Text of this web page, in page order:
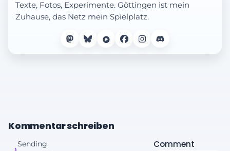
Texte, Fotos, Experimente. Göttingen ist mein
Zuhause, das Netz mein Spielplatz.
Kommentar schreiben
Sending
Comment